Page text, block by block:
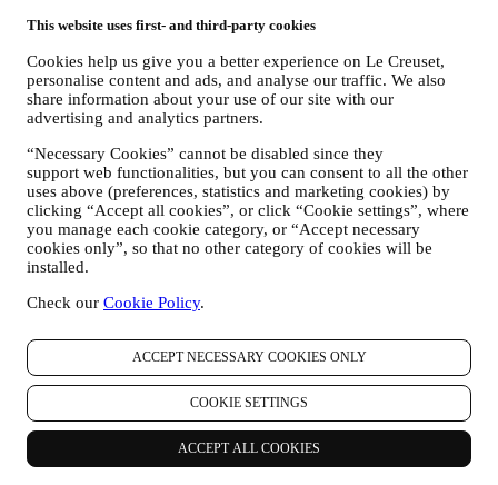
This website uses first- and third-party cookies
Cookies help us give you a better experience on Le Creuset,
personalise content and ads, and analyse our traffic. We also
share information about your use of our site with our
advertising and analytics partners.
“Necessary Cookies” cannot be disabled since they
support web functionalities, but you can consent to all the other
uses above (preferences, statistics and marketing cookies) by
clicking “Accept all cookies”, or click “Cookie settings”, where
you manage each cookie category, or “Accept necessary
cookies only”, so that no other category of cookies will be
installed.
Check our Cookie Policy.
ACCEPT NECESSARY COOKIES ONLY
COOKIE SETTINGS
ACCEPT ALL COOKIES
de derechos de los interesados.
Podemos procesar sus datos para los siguientes fines:
PARA NUESTRAS OBLIGACIONES LEGALES Es
posible que tengamos que procesar algunos datos sobre usted
para cumplir con nuestras obligaciones legales y otras
obligaciones derivadas de las instrucciones recibidas de las
autoridades.
PARA CREAR UNA CUENTA LE CREUSET
Utilizaremos sus datos para crear una cuenta de Le Creuset
que le dará acceso a una serie de ventajas dedicadas a los
usuarios registrados, para disfrutar mejor de nuestros
direcciones de envío, ver y realizar un seguimiento de
para permitirnos proporcionarle estos servicios como titular de
PARA GESTIONAR SUS PEDIDOS Y
PROPORCIONARLE NUESTROS PRODUCTOS,
SERVICIOS Y ASISTENCIA. Utilizaremos sus datos para
gestionar nuestra relación contractual con usted, su compra de
productos en el Sitio web y/o en nuestras tiendas Le Creuset,